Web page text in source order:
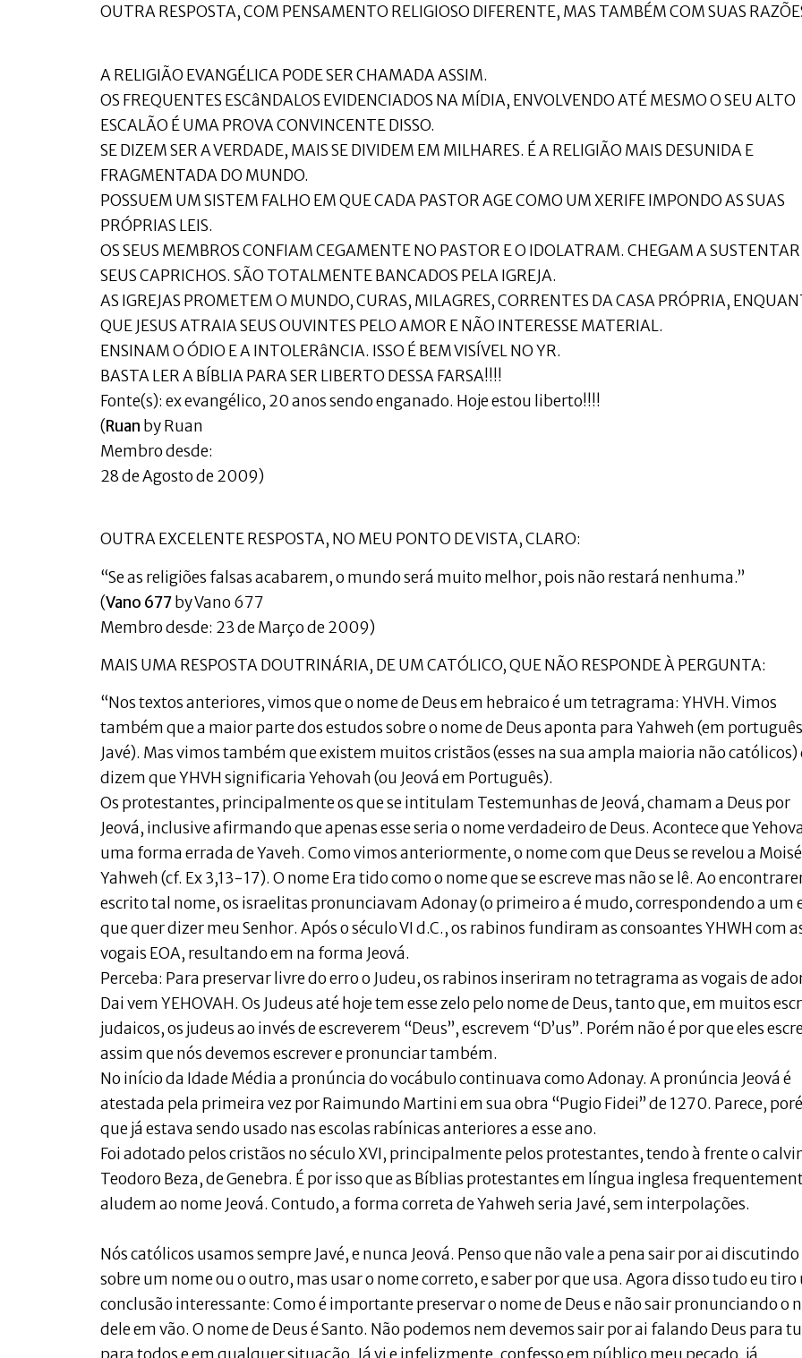
OUTRA RESPOSTA, COM PENSAMENTO RELIGIOSO DIFERENTE, MAS TAMBÉM COM SUAS
A RELIGIÃO EVANGÉLICA PODE SER CHAMADA ASSIM.
OS FREQUENTES ESCâNDALOS EVIDENCIADOS NA MÍDIA, ENVOLVENDO ATÉ MESMO O SEU ALTO
ESCALÃO É UMA PROVA CONVINCENTE DISSO.
SE DIZEM SER A VERDADE, MAIS SE DIVIDEM EM MILHARES. É A RELIGIÃO MAIS DESUNIDA E
FRAGMENTADA DO MUNDO.
POSSUEM UM SISTEM FALHO EM QUE CADA PASTOR AGE COMO UM XERIFE IMPONDO AS SUAS
PRÓPRIAS LEIS.
OS SEUS MEMBROS CONFIAM CEGAMENTE NO PASTOR E O IDOLATRAM. CHEGAM A SUSTENTAR
SEUS CAPRICHOS. SÃO TOTALMENTE BANCADOS PELA IGREJA.
AS IGREJAS PROMETEM O MUNDO, CURAS, MILAGRES, CORRENTES DA CASA PRÓPRIA,
QUE JESUS ATRAIA SEUS OUVINTES PELO AMOR E NÃO INTERESSE MATERIAL.
ENSINAM O ÓDIO E A INTOLERâNCIA. ISSO É BEM VISÍVEL NO YR.
BASTA LER A BÍBLIA PARA SER LIBERTO DESSA FARSA!!!!
Fonte(s): ex evangélico, 20 anos sendo enganado. Hoje estou liberto!!!!
(Ruan by Ruan
Membro desde:
28 de Agosto de 2009)
OUTRA EXCELENTE RESPOSTA, NO MEU PONTO DE VISTA, CLARO:
“Se as religiões falsas acabarem, o mundo será muito melhor, pois não restará nenhuma.”
(Vano 677by Vano 677
Membro desde: 23 de Março de 2009)
MAIS UMA RESPOSTA DOUTRINÁRIA, DE UM CATÓLICO, QUE NÃO RESPONDE À PERGUNTA:
“Nos textos anteriores, vimos que o nome de Deus em hebraico é um tetragrama: YHVH. Vimos
também que a maior parte dos estudos sobre o nome de Deus aponta para Yahweh (em português
Javé). Mas vimos também que existem muitos cristãos (esses na sua ampla maioria não católicos)
dizem que YHVH significaria Yehovah (ou Jeová em Português).
Os protestantes, principalmente os que se intitulam Testemunhas de Jeová, chamam a Deus por
Jeová, inclusive afirmando que apenas esse seria o nome verdadeiro de Deus. Acontece que
uma forma errada de Yaveh. Como vimos anteriormente, o nome com que Deus se revelou a
Yahweh (cf. Ex 3,13-17). O nome Era tido como o nome que se escreve mas não se lê. Ao
escrito tal nome, os israelitas pronunciavam Adonay (o primeiro a é mudo, correspondendo a um
que quer dizer meu Senhor. Após o século VI d.C., os rabinos fundiram as consoantes YHWH com
vogais EOA, resultando em na forma Jeová.
Perceba: Para preservar livre do erro o Judeu, os rabinos inseriram no tetragrama as vogais de
Dai vem YEHOVAH. Os Judeus até hoje tem esse zelo pelo nome de Deus, tanto que, em muitos
judaicos, os judeus ao invés de escreverem “Deus”, escrevem “D’us”. Porém não é por que eles
assim que nós devemos escrever e pronunciar também.
No início da Idade Média a pronúncia do vocábulo continuava como Adonay. A pronúncia Jeová é
atestada pela primeira vez por Raimundo Martini em sua obra “Pugio Fidei” de 1270. Parece,
que já estava sendo usado nas escolas rabínicas anteriores a esse ano.
Foi adotado pelos cristãos no século XVI, principalmente pelos protestantes, tendo à frente o
Teodoro Beza, de Genebra. É por isso que as Bíblias protestantes em língua inglesa
aludem ao nome Jeová. Contudo, a forma correta de Yahweh seria Javé, sem interpolações.
Nós católicos usamos sempre Javé, e nunca Jeová. Penso que não vale a pena sair por ai discutindo
sobre um nome ou o outro, mas usar o nome correto, e saber por que usa. Agora disso tudo eu tiro
conclusão interessante: Como é importante preservar o nome de Deus e não sair pronunciando o
dele em vão. O nome de Deus é Santo. Não podemos nem devemos sair por ai falando Deus para